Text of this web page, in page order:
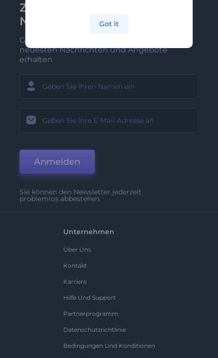
Zu Renderforest-
Newsletter anmelden
Gehören Sie zu den Ersten, die unsere
neuesten Nachrichten und Angebote
erhalten
Anmelden
Sie können den Newsletter jederzeit
problemlos abbestellen.
Unternehmen
Über Uns
Kontakt
Karriere
Hilfe Und Support
Partnerprogramm
Datenschutzrichtlinie
Bedingungen Und Konditionen
Got it